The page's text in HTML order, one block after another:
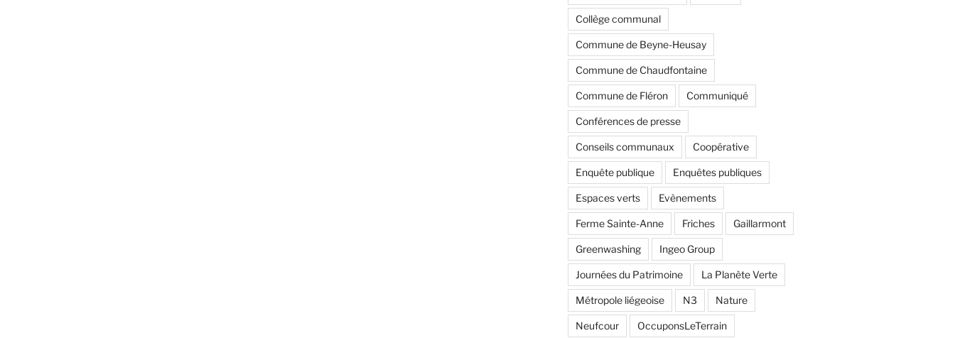
Collège communal
Commune de Beyne-Heusay
Commune de Chaudfontaine
Commune de Fléron Communiqué
Conférences de presse
Conseils communaux Coopérative
Enquête publique Enquêtes publiques
Espaces verts Evènements
Ferme Sainte-Anne Friches Gaillarmont
Greenwashing Ingeo Group
Journées du Patrimoine La Planète Verte
Métropole liégeoise N3 Nature
Neufcour OccuponsLeTerrain